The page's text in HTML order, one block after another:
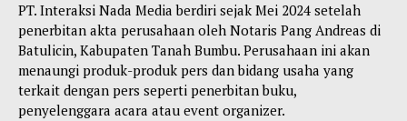
PT. Interaksi Nada Media berdiri sejak Mei 2024 setelah
penerbitan akta perusahaan oleh Notaris Pang Andreas di
Batulicin, Kabupaten Tanah Bumbu. Perusahaan ini akan
menaungi produk-produk pers dan bidang usaha yang
terkait dengan pers seperti penerbitan buku,
penyelenggara acara atau event organizer.